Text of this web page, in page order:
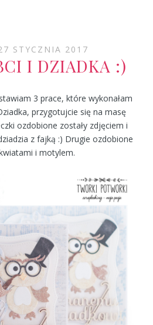
STYCZNIA 2017
I DZIADKA :)
3 prace, które wykonałam
przygotujcie się na masę
ozdobione zostały zdjęciem i
z fajką :) Drugie ozdobione
i motylem.